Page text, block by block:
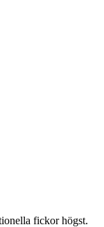
fickor högst.